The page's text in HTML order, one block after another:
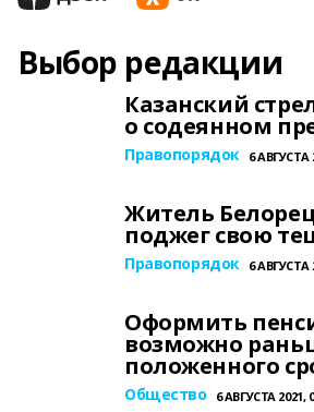
Выбор редакции
Казанский
о содеянном
Правопорядок 6 АВГУСТА
Житель
поджег свою
Правопорядок 6 АВГУСТА
Оформить
возможно
положенного
Общество 6 АВГУСТА 2021,